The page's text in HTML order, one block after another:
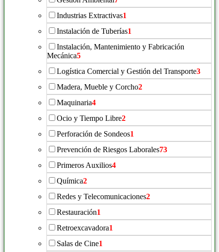
Industrias Extractivas1
Instalación de Tuberías1
Instalación, Mantenimiento y Fabricación
Mecánica5
Logística Comercial y Gestión del Transporte3
Madera, Mueble y Corcho2
Maquinaria4
Ocio y Tiempo Libre2
Perforación de Sondeos1
Prevención de Riesgos Laborales73
Primeros Auxilios4
Química2
Redes y Telecomunicaciones2
Restauración1
Retroexcavadora1
Salas de Cine1